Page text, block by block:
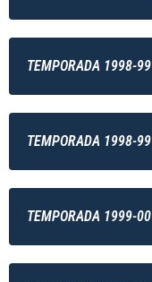
TEMPORADA 1998-99
TEMPORADA 1998-99
TEMPORADA 1999-00